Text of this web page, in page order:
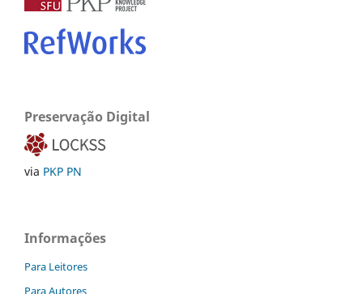
Preservação Digital
via PKP PN
Informações
Para Leitores
Para Autores